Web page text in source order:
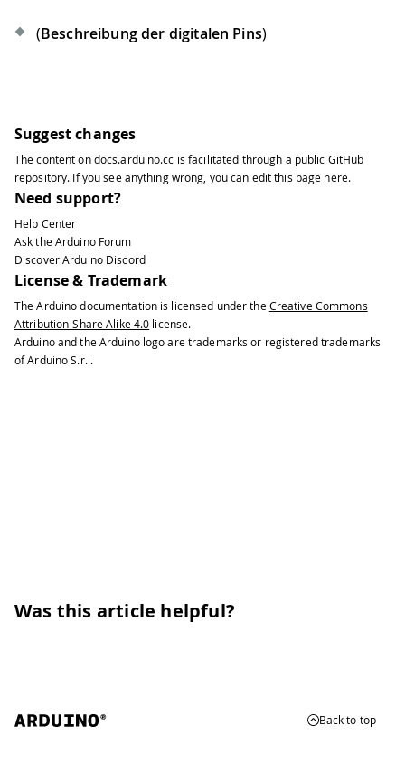
(Beschreibung der digitalen Pins)
Suggest changes
The content ondocs.arduino.cc is facilitated through a public GitHub
repository. If you see anything wrong, you can edit this page here.
Need support?
Help Center
Ask the Arduino Forum
Discover Arduino Discord
License & Trademark
The Arduino documentation is licensed under the Creative Commons
Attribution-Share Alike 4.0 license.
Arduino and the Arduino logo are trademarks or registered trademarks
of Arduino S.r.l.
Was this article helpful?
Back to top